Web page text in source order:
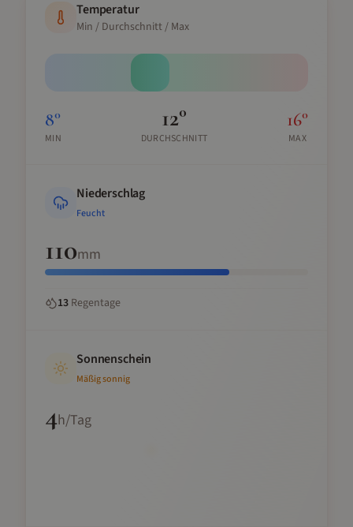
Temperatur
Min / Durchschnitt / Max
8°
MIN
12°
DURCHSCHNITT
16°
MAX
Niederschlag
Feucht
110mm
13 Regentage
Sonnenschein
Mäßig sonnig
4h/Tag